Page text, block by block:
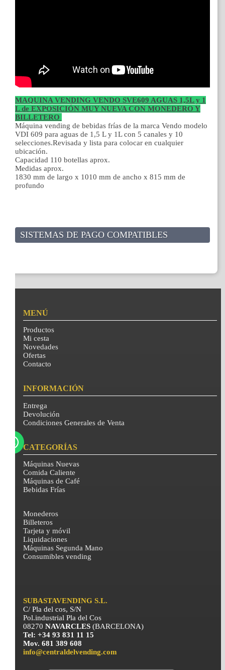
MAQUINA VENDING VENDO SVE609 AGUAS 1,5L y 1
L de EXPOSICIÓN MUY NUEVA CON MONEDERO Y
BILLETERO
Máquina vending de bebidas frías de la marca Vendo modelo
VDI 609 para aguas de 1,5 L y 1L con 5 canales y 10
selecciones.Revisada y lista para colocar en cualquier
ubicación.
Capacidad 110 botellas aprox.
Medidas aprox.
1830 mm de largo x 1010 mm de ancho x 815 mm de
profundo
SISTEMAS DE PAGO COMPATIBLES
MENÚ
Productos
Mi cesta
Novedades
Ofertas
Contacto
INFORMACIÓN
Entrega
Devolución
Condiciones Generales de Venta
CATEGORÍAS
Máquinas Nuevas
Comida Caliente
Máquinas de Café
Bebidas Frías
Monederos
Billeteros
Tarjeta y móvil
Liquidaciones
Máquinas Segunda Mano
Consumibles vending
SUBASTAVENDING S.L.
C/ Pla del cos, S/N
Pol.industrial Pla del Cos
08270NAVARCLES(BARCELONA)
Tel: +34 93 831 11 15
Mov. 681 389 608
info@centraldelvending.com